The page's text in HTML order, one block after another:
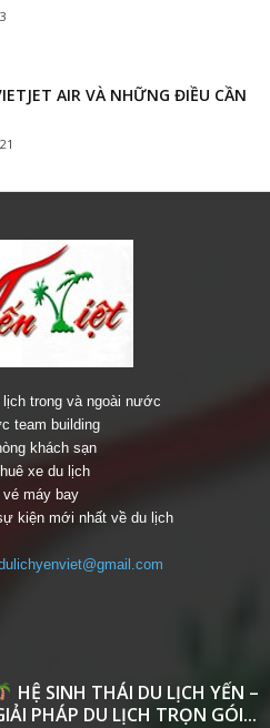
AIR VÀ NHỮNG ĐIỀU CẦN
trong và ngoài nước
team building
khách sạn
xe du lịch
máy bay
kiện mới nhất về du lịch
HỆ SINH THÁI DU LỊCH YẾN –
PHÁP DU LỊCH TRỌN GÓI...